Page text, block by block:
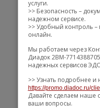
услуги.
>> Безопасность –
надежном сервисе.
>> Удобный контроль –
онлайн.
Мы работаем через
Диадок 2BM-
надежных сервисов
>> Узнать подробнее и
https://promo.diadoc.ru/
Давайте сделаем наше
ваши вопросы.